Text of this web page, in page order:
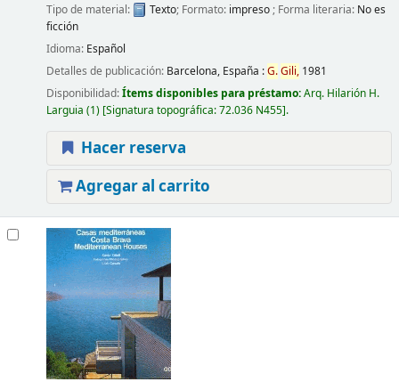
Tipo de material:
Texto; Formato: impreso; Forma literaria: No es
ficción
Idioma: Español
Detalles de publicación: Barcelona, España :G.Gili, 1981
Disponibilidad:Ítems disponibles para préstamo:Arq. Hilarión H.
Larguia (1) Signatura topográfica:72.036 N455 .
Hacer reserva
Agregar al carrito